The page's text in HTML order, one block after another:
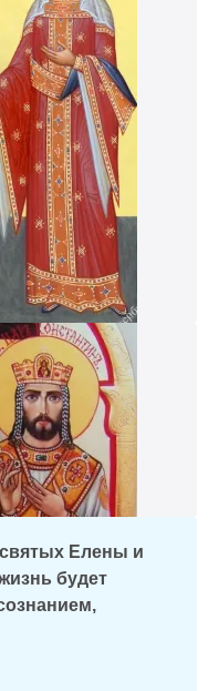
Елены и
будет